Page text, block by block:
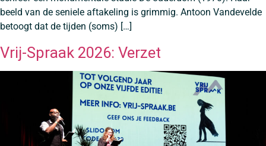
beeld van de seniele aftakeling is grimmig. Antoon Vandevelde
betoogt dat de tijden (soms) […]
Vrij-Spraak 2026: Verzet